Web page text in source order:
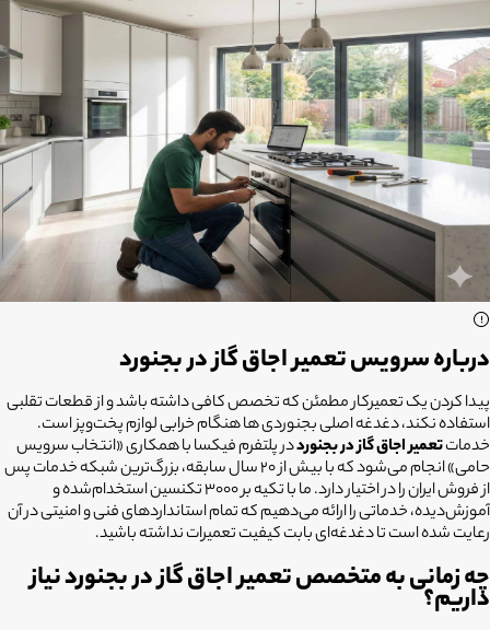
درباره سرویس تعمیر اجاق گاز در بجنورد
پیدا کردن یک تعمیرکار مطمئن که تخصص کافی داشته باشد و از قطعات تقلبی
استفاده نکند، دغدغه اصلی بجنوردی ها هنگام خرابی لوازم پخت‌وپز است.
خدماتتعمیر اجاق گاز در بجنورددر پلتفرم فیکسا با همکاری «انتخاب سرویس
حامی» انجام می‌شود که با بیش از ۲۰ سال سابقه، بزرگ‌ترین شبکه خدمات پس
از فروش ایران را در اختیار دارد. ما با تکیه بر ۳۰۰۰ تکنسین استخدام‌شده و
آموزش‌دیده، خدماتی را ارائه می‌دهیم که تمام استانداردهای فنی و امنیتی در آن
رعایت شده است تا دغدغه‌ای بابت کیفیت تعمیرات نداشته باشید.
چه زمانی به متخصص تعمیر اجاق گاز در بجنورد نیاز
داریم؟